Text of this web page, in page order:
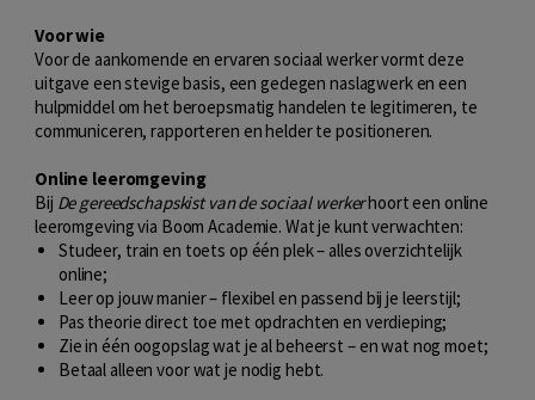
Voor wie
Voor de aankomende en ervaren sociaal werker vormt deze
uitgave een stevige basis, een gedegen naslagwerk en een
hulpmiddel om het beroepsmatig handelen te legitimeren, te
communiceren, rapporteren en helder te positioneren.
Online leeromgeving
Bij De gereedschapskist van de sociaal werkerhoort een online
leeromgeving via Boom Academie. Wat je kunt verwachten:
Studeer, train en toets op één plek – alles overzichtelijk
online;
Leer op jouw manier – flexibel en passend bij je leerstijl;
Pas theorie direct toe met opdrachten en verdieping;
Zie in één oogopslag wat je al beheerst – en wat nog moet;
Betaal alleen voor wat je nodig hebt.